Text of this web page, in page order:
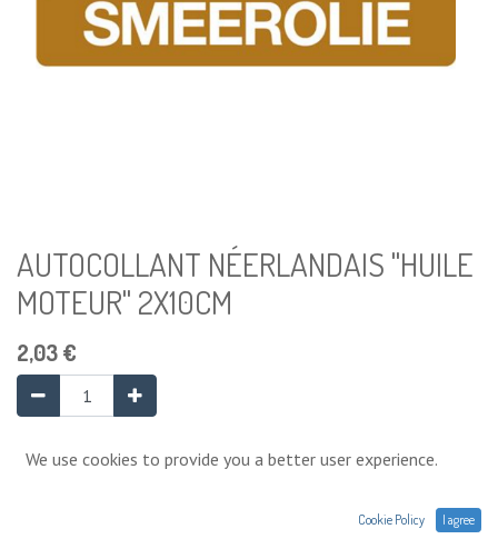
AUTOCOLLANT NÉERLANDAIS "HUILE
MOTEUR" 2X10CM
2,03€
Ajouter au panier
We use cookies to provide you a better user experience.
Cookie Policy I agree